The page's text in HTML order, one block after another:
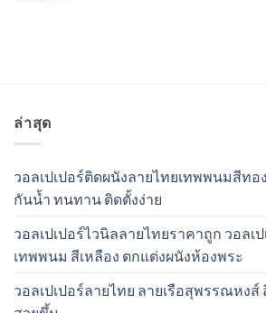
ล่าสุด
วอลเปเปอร์ติดผนังลายไทยเทพพนมสีทอ
กันน้ำ ทนทาน ติดตั้งง่าย
วอลเปเปอร์ไวนิลลายไทยราคาถูก วอลเ
เทพพนม สีเหลือง ตกแต่งผนังห้องพระ
วอลเปเปอร์ลายไทย ลายเรือสุพรรณหงส์